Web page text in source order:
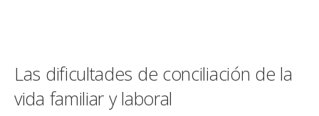
Las dificultades de conciliación de la
vida familiar y laboral